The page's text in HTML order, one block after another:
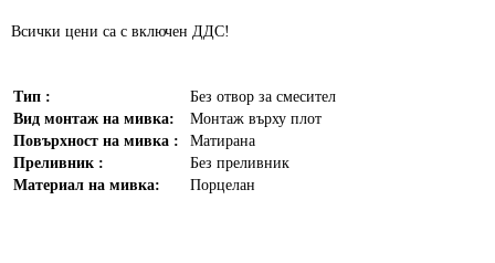
Всички цени са с включен ДДС!
Тип :
Без отвор за смесител
Вид монтаж на мивка:
Монтаж върху плот
Повърхност на мивка :
Матирана
Преливник :
Без преливник
Материал на мивка:
Порцелан